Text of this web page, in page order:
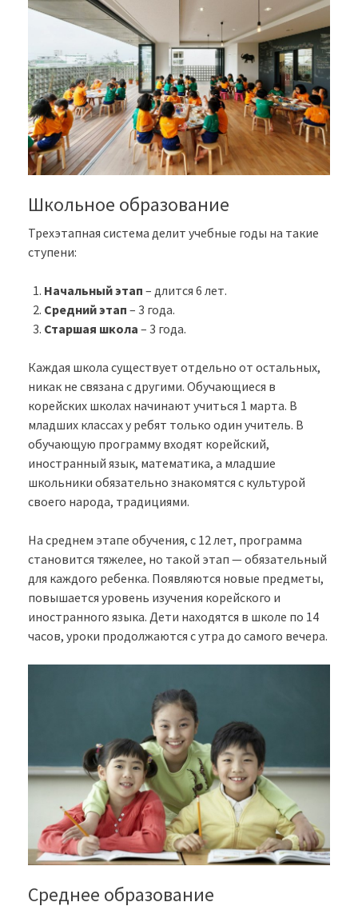
Школьное образование
Трехэтапная система делит учебные годы на такие
ступени:
Начальный этап – длится 6 лет.
Средний этап – 3 года.
Старшая школа – 3 года.
Каждая школа существует отдельно от остальных,
никак не связана с другими. Обучающиеся в
корейских школах начинают учиться 1 марта. В
младших классах у ребят только один учитель. В
обучающую программу входят корейский,
иностранный язык, математика, а младшие
школьники обязательно знакомятся с культурой
своего народа, традициями.
На среднем этапе обучения, с 12 лет, программа
становится тяжелее, но такой этап — обязательный
для каждого ребенка. Появляются новые предметы,
повышается уровень изучения корейского и
иностранного языка. Дети находятся в школе по 14
часов, уроки продолжаются с утра до самого вечера.
Среднее образование